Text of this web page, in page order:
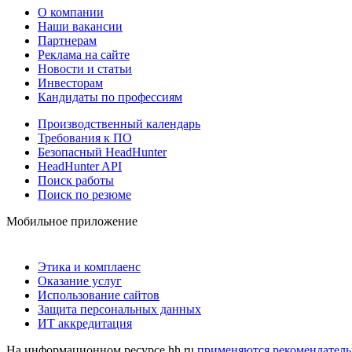
О компании
Наши вакансии
Партнерам
Реклама на сайте
Новости и статьи
Инвесторам
Кандидаты по профессиям
Производственный календарь
Требования к ПО
Безопасный HeadHunter
HeadHunter API
Поиск работы
Поиск по резюме
Мобильное приложение
Этика и комплаенс
Оказание услуг
Использование сайтов
Защита персональных данных
ИТ аккредитация